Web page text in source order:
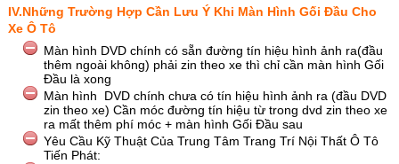
IV.Những Trường Hợp Cần Lưu Ý Khi Màn Hình Gối Đầu Cho
Xe Ô Tô
Màn hình DVD chính có sẵn đường tín hiệu hình ảnh ra(đầu
thêm ngoài không) phải zin theo xe thì chỉ cần màn hình Gối
Đầu là xong
Màn hình DVD chính chưa có tín hiệu hình ảnh ra (đầu DVD
zin theo xe) Cần móc đường tín hiệu từ trong dvd zin theo xe
ra mất thêm phí móc + màn hình Gối Đầu sau
Yêu Cầu Kỹ Thuật Của Trung Tâm Trang Trí Nội Thất Ô Tô
Tiến Phát: